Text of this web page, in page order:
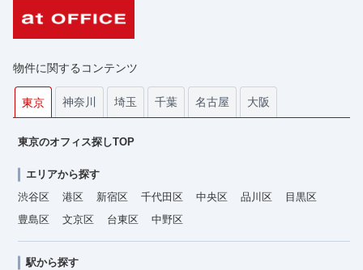
物件に関するコンテンツ
東京 神奈川 埼玉 千葉 名古屋 大阪
東京のオフィス探しTOP
エリアから探す
渋谷区
港区 新宿区 千代田区 中央区 品川区
目黒区
豊島区
文京区 台東区 中野区
駅から探す